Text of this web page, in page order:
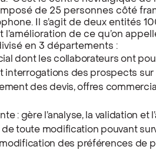
de 25 personnes côté
Il s’agit de deux entités
de ce qu’on
en 3 départements :
dont les collaborateurs ont
interrogations des prospects sur
des devis, offres
: gère l’analyse, la validation et
de toute modification pouvant
des préférences de